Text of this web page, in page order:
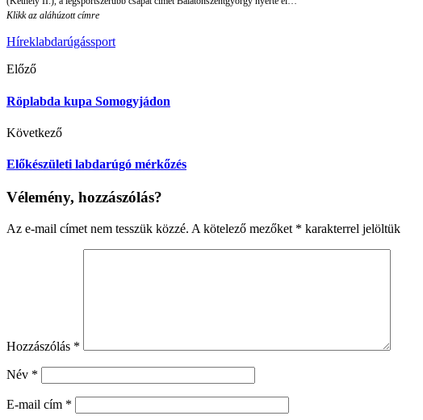
Klikk az aláhúzott címre
Híreklabdarúgássport
Előző
Röplabda kupa Somogyjádon
Következő
Előkészületi labdarúgó mérkőzés
Vélemény, hozzászólás?
Az e-mail címet nem tesszük közzé. A kötelező mezőket * karakterrel jelöltük
Hozzászólás *
Név *
E-mail cím *